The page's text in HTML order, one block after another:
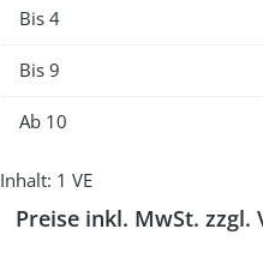
Bis4
Bis9
Ab 10
Inhalt: 1 VE
Preise inkl. MwSt. zzgl.